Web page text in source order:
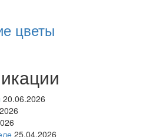
цветы
20.06.2026
25.04.2026